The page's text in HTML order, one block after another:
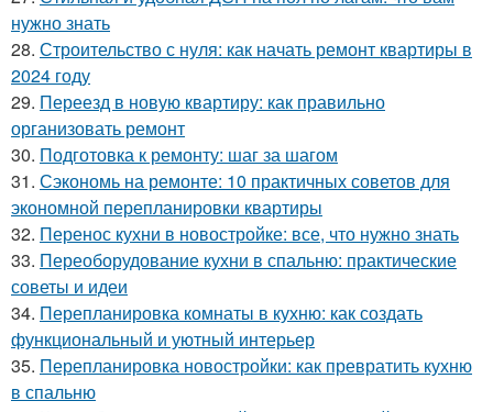
нужно знать
28. Строительство с нуля: как начать ремонт квартиры в
2024 году
29. Переезд в новую квартиру: как правильно
организовать ремонт
30. Подготовка к ремонту: шаг за шагом
31. Сэкономь на ремонте: 10 практичных советов для
экономной перепланировки квартиры
32. Перенос кухни в новостройке: все, что нужно знать
33. Переоборудование кухни в спальню: практические
советы и идеи
34. Перепланировка комнаты в кухню: как создать
функциональный и уютный интерьер
35. Перепланировка новостройки: как превратить кухню
в спальню